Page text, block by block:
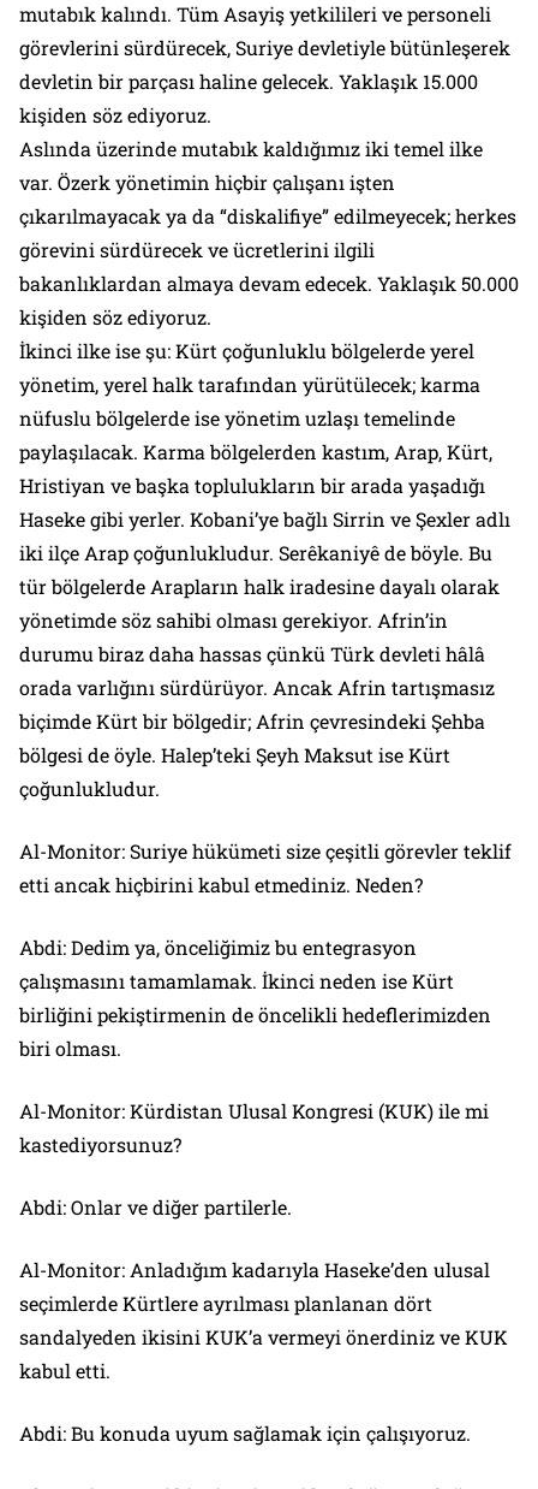
mutabık kalındı. Tüm Asayiş yetkilileri ve personeli
görevlerini sürdürecek, Suriye devletiyle bütünleşerek
devletin bir parçası haline gelecek. Yaklaşık 15.000
kişiden söz ediyoruz.
Aslında üzerinde mutabık kaldığımız iki temel ilke
var. Özerk yönetimin hiçbir çalışanı işten
çıkarılmayacak ya da “diskalifiye” edilmeyecek; herkes
görevini sürdürecek ve ücretlerini ilgili
bakanlıklardan almaya devam edecek. Yaklaşık 50.000
kişiden söz ediyoruz.
İkinci ilke ise şu: Kürt çoğunluklu bölgelerde yerel
yönetim, yerel halk tarafından yürütülecek; karma
nüfuslu bölgelerde ise yönetim uzlaşı temelinde
paylaşılacak. Karma bölgelerden kastım, Arap, Kürt,
Hristiyan ve başka toplulukların bir arada yaşadığı
Haseke gibi yerler. Kobani’ye bağlı Sirrin ve Şexler adlı
iki ilçe Arap çoğunlukludur. Serêkaniyê de böyle. Bu
tür bölgelerde Arapların halk iradesine dayalı olarak
yönetimde söz sahibi olması gerekiyor. Afrin’in
durumu biraz daha hassas çünkü Türk devleti hâlâ
orada varlığını sürdürüyor. Ancak Afrin tartışmasız
biçimde Kürt bir bölgedir; Afrin çevresindeki Şehba
bölgesi de öyle. Halep’teki Şeyh Maksut ise Kürt
çoğunlukludur.
Al-Monitor: Suriye hükümeti size çeşitli görevler teklif
etti ancak hiçbirini kabul etmediniz. Neden?
Abdi: Dedim ya, önceliğimiz bu entegrasyon
çalışmasını tamamlamak. İkinci neden ise Kürt
birliğini pekiştirmenin de öncelikli hedeflerimizden
biri olması.
Al-Monitor: Kürdistan Ulusal Kongresi (KUK) ile mi
kastediyorsunuz?
Abdi: Onlar ve diğer partilerle.
Al-Monitor: Anladığım kadarıyla Haseke’den ulusal
seçimlerde Kürtlere ayrılması planlanan dört
sandalyeden ikisini KUK’a vermeyi önerdiniz ve KUK
kabul etti.
Abdi: Bu konuda uyum sağlamak için çalışıyoruz.